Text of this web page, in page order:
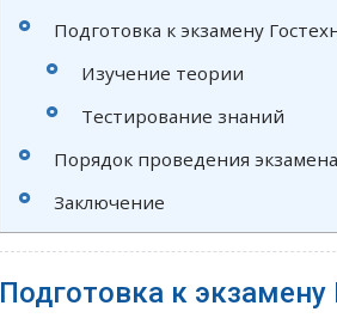
Подготовка к экзамену
Изучение теории
Тестирование знаний
Порядок проведения экзамена
Заключение
Подготовка к экзамену